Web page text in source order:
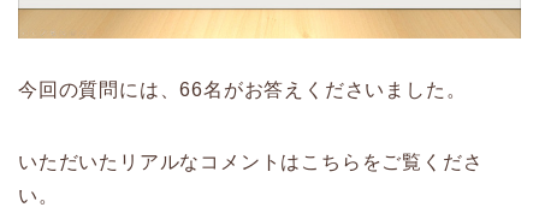
今回の質問には、66名がお答えくださいました。
いただいたリアルなコメントはこちらをご覧くださ
い。